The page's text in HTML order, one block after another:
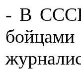
- В СССР